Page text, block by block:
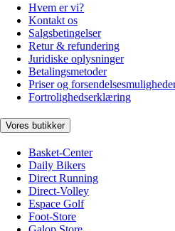
Hvem er vi?
Kontakt os
Salgsbetingelser
Retur & refundering
Juridiske oplysninger
Betalingsmetoder
Priser og
Fortrolighedserklæring
Vores butikker
Basket-Center
Daily Bikers
Direct Running
Direct-Volley
Espace Golf
Foot-Store